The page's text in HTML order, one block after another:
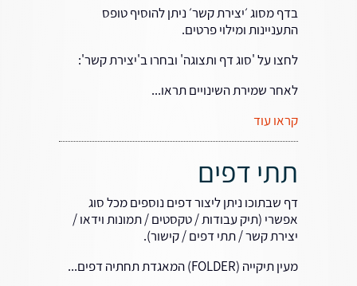
בדף מסוג ׳יצירת קשר׳ ניתן להוסיף טופס
התעניינות ומילוי פרטים.
לחצו על 'סוג דף ותצוגה' ובחרו ב'יצירת קשר':
לאחר שמירת השינויים תראו...
קראו עוד
תתי דפים
דף שבתוכו ניתן ליצור דפים נוספים מכל סוג
אפשרי (תיק עבודות / טקסטים / תמונות וידאו /
יצירת קשר / תתי דפים / קישור).
מעין תיקייה (FOLDER) המאגדת תחתיה דפים...